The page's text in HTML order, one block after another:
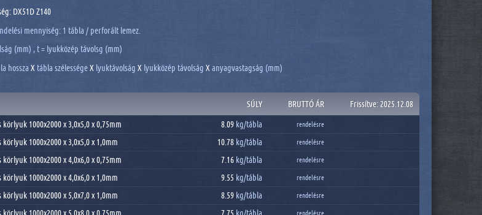
DX51D Z140
mennyiség: 1 tábla / perforált lemez.
(mm) , t = lyukközép távolsg (mm)
hossza X tábla szélességeX lyuktávolság X lyukközép távolság X anyagvastagság (mm)
SÚLY BRUTTÓ ÁR Frissítve: 2025.12.08
1000x2000 x 3,0x5,0 x 0,75mm 8.09 kg/tábla rendelésre
1000x2000 x 3,0x5,0 x 1,0mm 10.78 kg/tábla rendelésre
1000x2000 x 4,0x6,0 x 0,75mm 7.16 kg/tábla rendelésre
1000x2000 x 4,0x6,0 x 1,0mm 9.55 kg/tábla rendelésre
1000x2000 x 5,0x7,0 x 1,0mm 8.59 kg/tábla rendelésre
rendelésre